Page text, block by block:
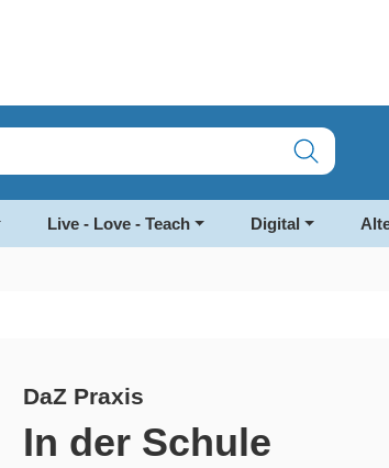
Live - Love - Teach Digital
DaZ Praxis
In der Schule